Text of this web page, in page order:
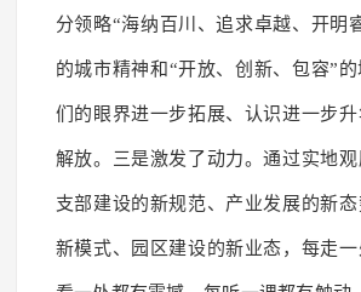
分领略“海纳百川、追求卓越、开明
的城市精神和“开放、创新、包容”
们的眼界进一步拓展、认识进一步
解放。三是激发了动力。通过实地
支部建设的新规范、产业发展的新
新模式、园区建设的新业态，每走